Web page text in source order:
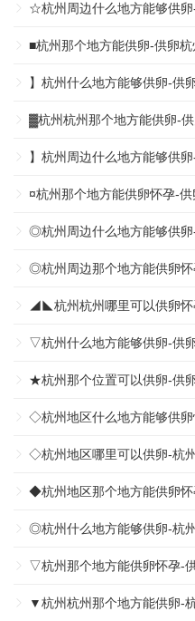
☆杭州周边什么地方能够供
■杭州那个地方能供卵-供卵杭
】杭州什么地方能够供卵-供
▓杭州杭州那个地方能供卵-
】杭州周边什么地方能够供
¤杭州那个地方能供卵怀孕-供
◎杭州周边什么地方能够供
◎杭州周边那个地方能供卵怀
◢◣杭州杭州哪里可以供卵怀
▽杭州什么地方能够供卵-供
★杭州那个位置可以供卵-供
◇杭州地区什么地方能够供卵
◇杭州地区哪里可以供卵-杭
◆杭州地区那个地方能供卵怀
◎杭州什么地方能够供卵-杭
▽杭州那个地方能供卵怀孕-
▼杭州杭州那个地方能供卵-